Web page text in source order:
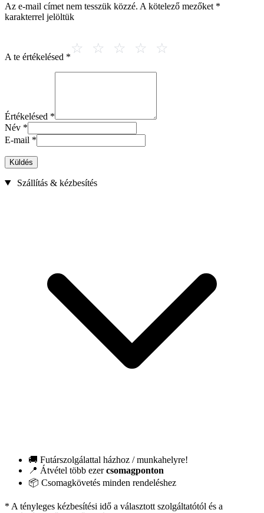
Az e-mail címet nem tesszük közzé. A kötelező mezőket *
karakterrel jelöltük
A te értékelésed *
Értékelésed *
Név *
E-mail *
Küldés
Szállítás & kézbesítés
🚚 Futárszolgálattal házhoz / munkahelyre!
📍 Átvétel több ezercsomagponton
📦 Csomagkövetés minden rendeléshez
* A tényleges kézbesítési idő a választott szolgáltatótól és a